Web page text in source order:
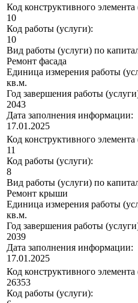
Код конструктивного
10
Код работы (услуги):
10
Вид работы (услуги) по
Ремонт фасада
Единица измерения работы
кв.м.
Год завершения работы
2043
Дата заполнения информации:
17.01.2025
Код конструктивного
11
Код работы (услуги):
8
Вид работы (услуги) по
Ремонт крыши
Единица измерения работы
кв.м.
Год завершения работы
2039
Дата заполнения информации:
17.01.2025
Код конструктивного
26353
Код работы (услуги):